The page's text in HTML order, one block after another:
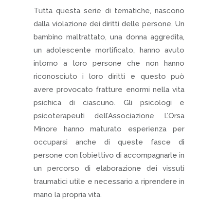
Tutta questa serie di tematiche, nascono
dalla violazione dei diritti delle persone. Un
bambino maltrattato, una donna aggredita,
un adolescente mortificato, hanno avuto
intorno a loro persone che non hanno
riconosciuto i loro diritti e questo può
avere provocato fratture enormi nella vita
psichica di ciascuno. Gli psicologi e
psicoterapeuti dell’Associazione L’Orsa
Minore hanno maturato esperienza per
occuparsi anche di queste fasce di
persone con l’obiettivo di accompagnarle in
un percorso di elaborazione dei vissuti
traumatici utile e necessario a riprendere in
mano la propria vita.